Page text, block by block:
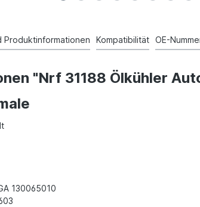
Produktinformationen Kompatibilität OE-
"Nrf 31188 Ölkühler
130065010